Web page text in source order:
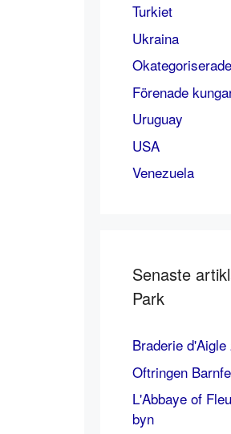
Turkiet
Ukraina
Okategoriserade
Förenade
Uruguay
USA
Venezuela
Senaste
Park
Braderie d'Aigle
Oftringen
L'Abbaye of
byn